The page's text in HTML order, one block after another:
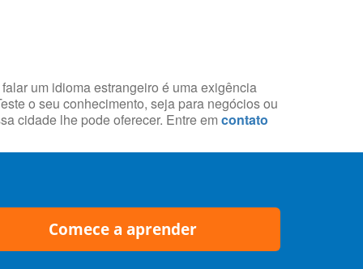
um idioma estrangeiro é uma exigência
o seu conhecimento, seja para negócios ou
cidade lhe pode oferecer. Entre em contato
Comece a aprender